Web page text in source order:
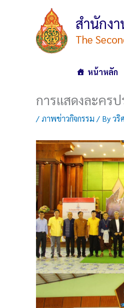
สำนักง
The
หน้าหลัก
การแสดงละคร
/ภาพข่าวกิจกรรม / Byวริ